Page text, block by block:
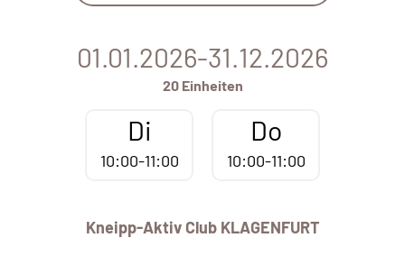
01.01.2026-31.12.2026
20 Einheiten
Di
10:00-11:00
Do
10:00-11:00
Kneipp-Aktiv Club KLAGENFURT